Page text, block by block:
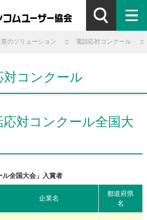
のソリューション 電話応対コンクール
対コンクール
応対コンクール全国大
ル全国大会」入賞者
企業名
都道府県
名